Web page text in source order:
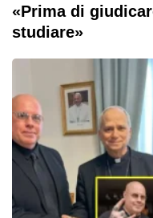
«Prima di
studiare»